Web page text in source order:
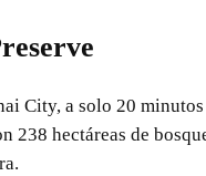
City, a solo 20
238 hectáreas de